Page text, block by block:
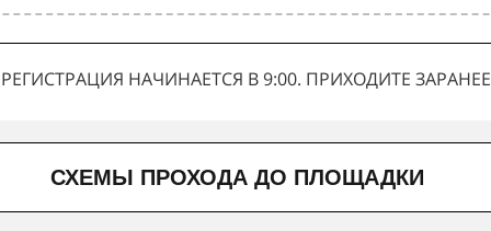
РЕГИСТРАЦИЯ НАЧИНАЕТСЯ В 9:00. ПРИХОДИТЕ ЗАРАНЕЕ
СХЕМЫ ПРОХОДА ДО ПЛОЩАДКИ